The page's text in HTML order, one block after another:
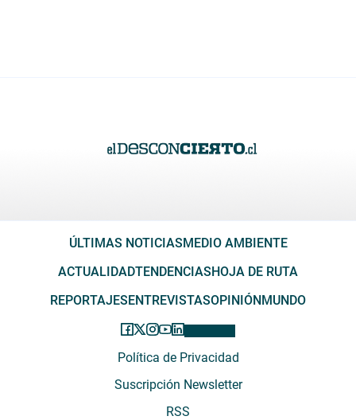
ÚLTIMAS NOTICIAS MEDIO AMBIENTE
ACTUALIDADTENDENCIAS HOJA DE RUTA
REPORTAJES ENTREVISTASOPINIÓN MUNDO
Política de Privacidad
Suscripción Newsletter
RSS